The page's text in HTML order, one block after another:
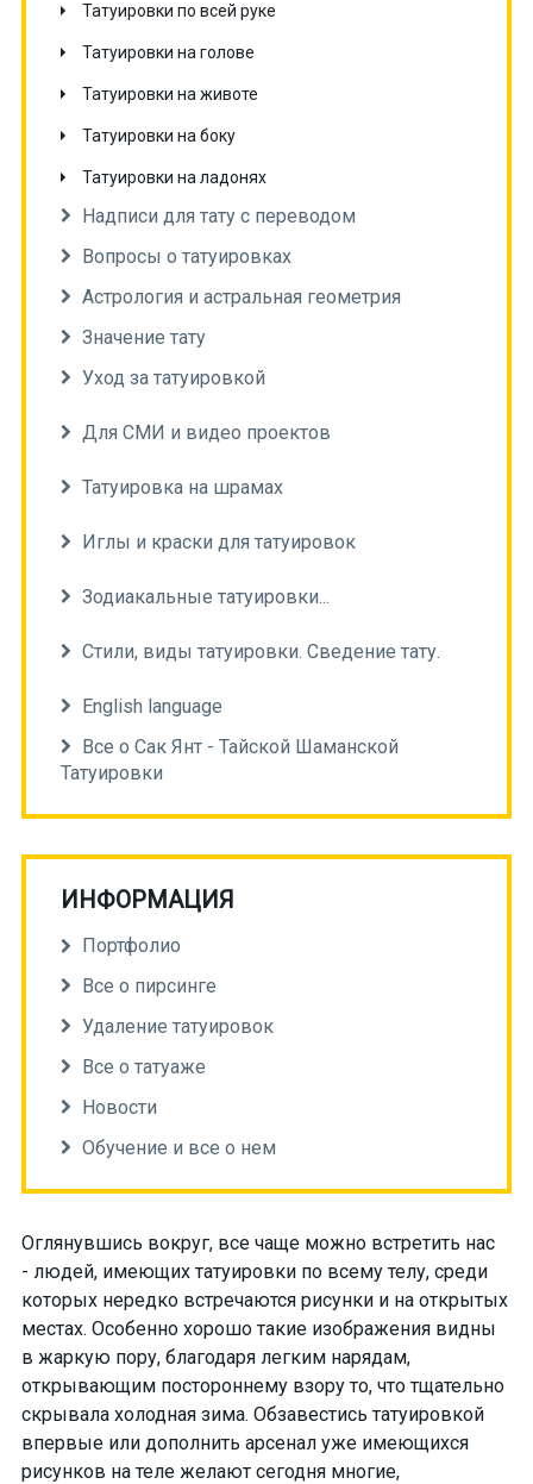
Татуировки по всей руке
Татуировки на голове
Татуировки на животе
Татуировки на боку
Татуировки на ладонях
Надписи для тату с переводом
Вопросы о татуировках
Астрология и астральная геометрия
Значение тату
Уход за татуировкой
Для СМИ и видео проектов
Татуировка на шрамах
Иглы и краски для татуировок
Зодиакальные татуировки...
Стили, виды татуировки. Сведение тату.
English language
Все о Сак Янт - Тайской Шаманской
Татуировки
ИНФОРМАЦИЯ
Портфолио
Все о пирсинге
Удаление татуировок
Все о татуаже
Новости
Обучение и все о нем
Оглянувшись вокруг, все чаще можно встретить нас
- людей, имеющих татуировки по всему телу, среди
которых нередко встречаются рисунки и на открытых
местах. Особенно хорошо такие изображения видны
в жаркую пору, благодаря легким нарядам,
открывающим постороннему взору то, что тщательно
скрывала холодная зима. Обзавестись татуировкой
впервые или дополнить арсенал уже имеющихся
рисунков на теле желают сегодня многие,